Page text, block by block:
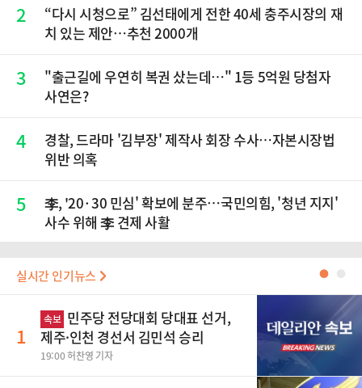
2
“다시 시청으로” 김선태에게 전한 40세 충주시장의 재
치 있는 제안…추천 2000개
3
"출근길에 우연히 복권 샀는데…" 1등 5억원 당첨자
사연은?
4
경찰, 드라마 '김부장' 제작사 회장 수사…자본시장법
위반 의혹
5
李, '20·30 민심' 확보에 분주…국민의힘, '청년 지지'
사수 위해 李 견제 사활
실시간 인기뉴스 ●
1
속보 민주당 전당대회 당대표 선거,
제주·인천 경선서 김민석 승리
19:00 허찬영 기자